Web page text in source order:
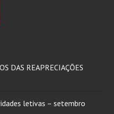
DAS REAPRECIAÇÕES
letivas – setembro